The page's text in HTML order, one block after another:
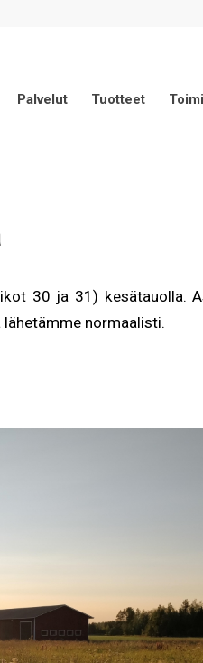
Palvelut Tuotteet
30 ja 31) kesätauolla.
normaalisti.